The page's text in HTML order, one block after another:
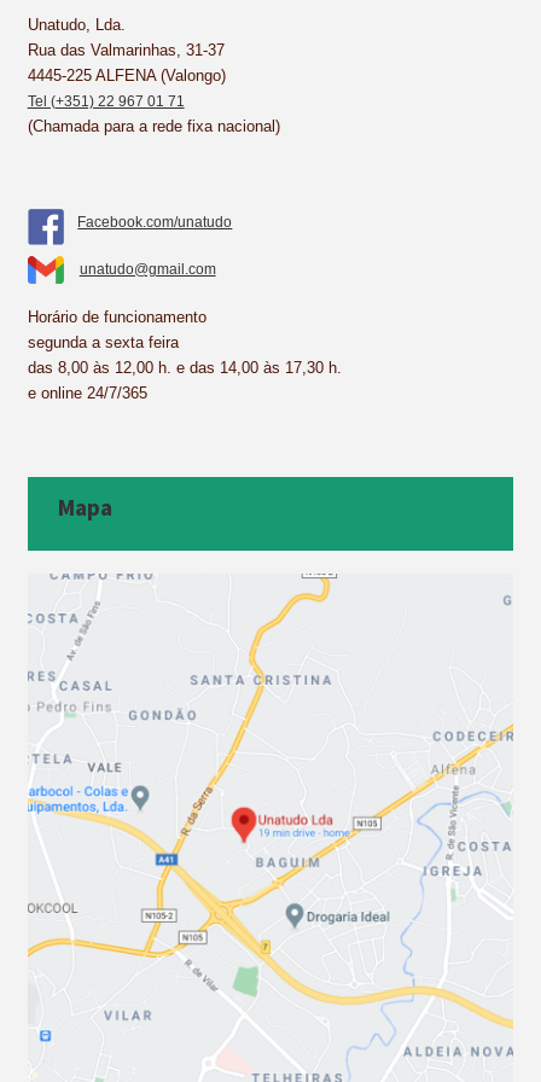
k
s
t
Unatudo, Lda.
Rua das Valmarinhas, 31-37
4445-225 ALFENA (Valongo)
Tel (+351) 22 967 01 71
(Chamada para a rede fixa nacional)
Facebook.com/unatudo
unatudo@gmail.com
Horário de funcionamento
segunda a sexta feira
das 8,00 às 12,00 h. e das 14,00 às 17,30 h.
e online 24/7/365
Mapa